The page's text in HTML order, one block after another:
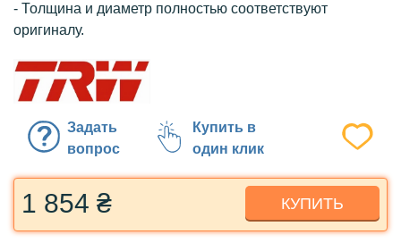
- Толщина и диаметр полностью соответствуют
оригиналу.
Задать
вопрос
Купить в
один клик
1 854 ₴ КУПИТЬ